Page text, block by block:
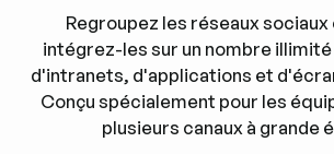
Regroupez les réseaux
intégrez-les sur un nombre
d'intranets, d'applications et
Conçu spécialement pour les
plusieurs canaux à grande